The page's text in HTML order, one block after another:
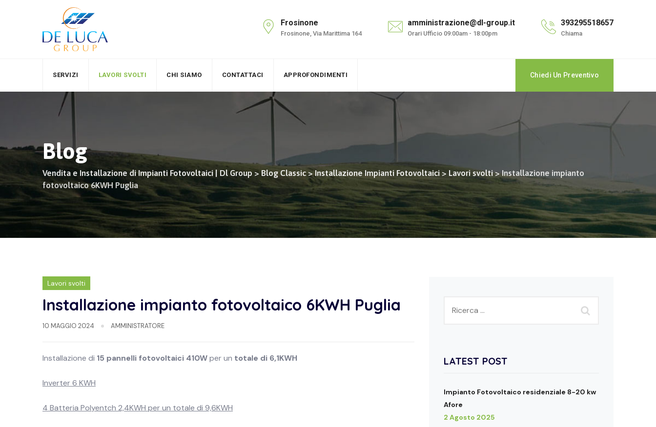
Frosinone
Frosinone, Via Marittima 164
amministrazione@dl-group.it
Orari Ufficio 09:00am - 18:00pm
393295518657
Chiama
SERVIZI LAVORI SVOLTI CHI SIAMO CONTATTACI APPROFONDIMENTI Chiedi Un Preventivo
Blog
Vendita e Installazione di Impianti Fotovoltaici | Dl Group >Blog Classic>Installazione Impianti Fotovoltaici > Lavori svolti>Installazione impianto
fotovoltaico 6KWH Puglia
Lavori svolti
Installazione impianto fotovoltaico 6KWH Puglia
10 MAGGIO 2024 AMMINISTRATORE
Installazione di 15 pannelli fotovoltaici 410Wper un totale di 6,1KWH
Inverter 6 KWH
4 Batteria Polyentch 2,4KWH per un totale di 9,6KWH
LATEST POST
Impianto Fotovoltaico residenziale 8-20 kw
Afore
2 Agosto 2025